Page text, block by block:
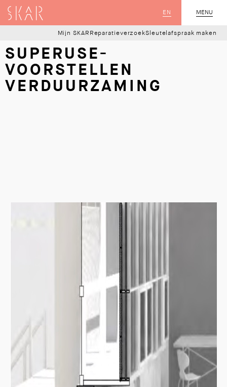
MENU
SLUIT
EN
SKAR
Mijn SKAR ReparatieverzoekSleutelafspraak maken
SUPERUSE-
VOORSTELLEN
VERDUURZAMING